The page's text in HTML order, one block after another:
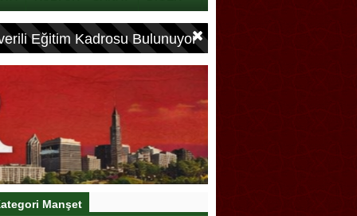
Eğitim Kadrosu Bulunuyor
Manşet